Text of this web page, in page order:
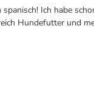
Ich habe
Hundefutter und